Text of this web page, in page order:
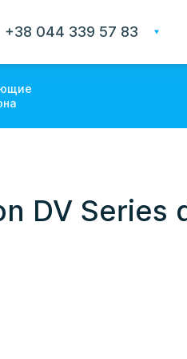
+38 044 339 57 83
а
DV Series